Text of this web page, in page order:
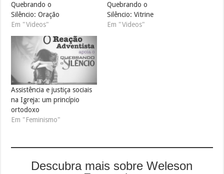
Quebrando o
Silêncio: Oração
Em "Videos"
Quebrando o
Silêncio: Vitrine
Em "Videos"
Assistência e justiça sociais
na Igreja: um princípio
ortodoxo
Em "Feminismo"
Descubra mais sobre Weleson